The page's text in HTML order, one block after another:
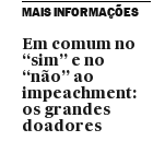
MAIS INFORMAÇÕES
Em comum no
“sim” e no
“não” ao
impeachment:
os grandes
doadores